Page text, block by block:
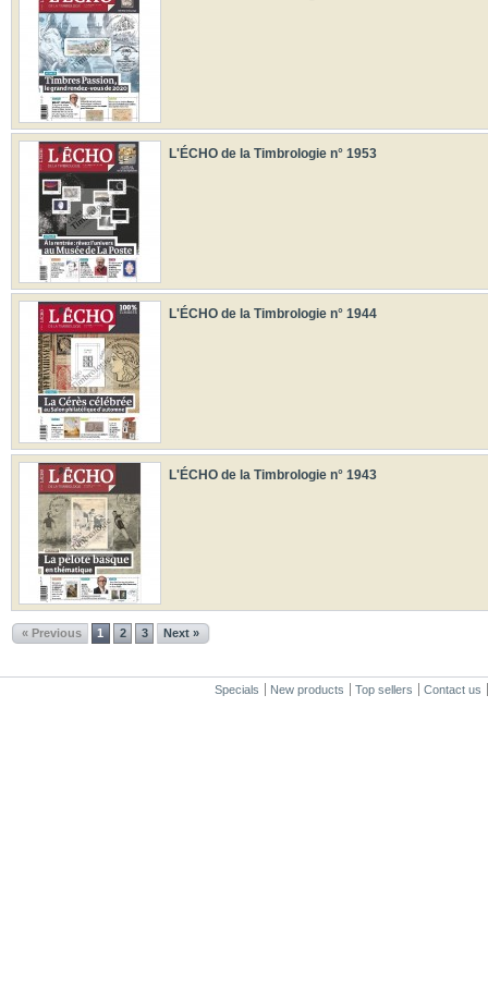
L'ÉCHO de la Timbrologie n° 1953
L'ÉCHO de la Timbrologie n° 1944
L'ÉCHO de la Timbrologie n° 1943
« Previous 1 2 3 Next »
Specials New products Top sellers Contact us